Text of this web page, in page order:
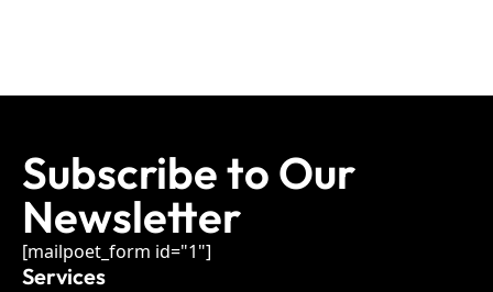
Subscribe to Our
Newsletter
[mailpoet_form id="1"]
Services